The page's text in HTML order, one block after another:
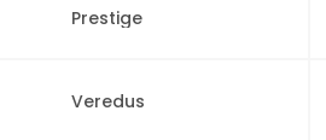
Prestige
Veredus